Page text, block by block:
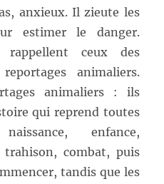
anxieux. Il zieute les
estimer le danger.
rappellent ceux des
animaliers.
animaliers : ils
qui reprend toutes
enfance,
trahison, combat, puis
tandis que les